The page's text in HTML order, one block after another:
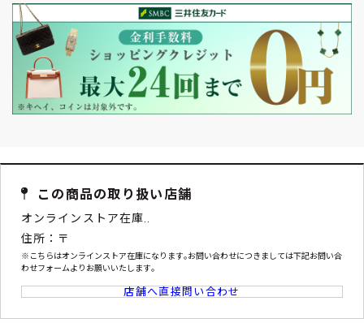
この商品の取り扱い店舗
オンラインストア在庫..
住所：〒
※こちらはオンラインストア在庫になります｡お問い合わせにつきましては下記お問い合
わせフォームよりお願いいたします｡
店舗へ直接問い合わせ